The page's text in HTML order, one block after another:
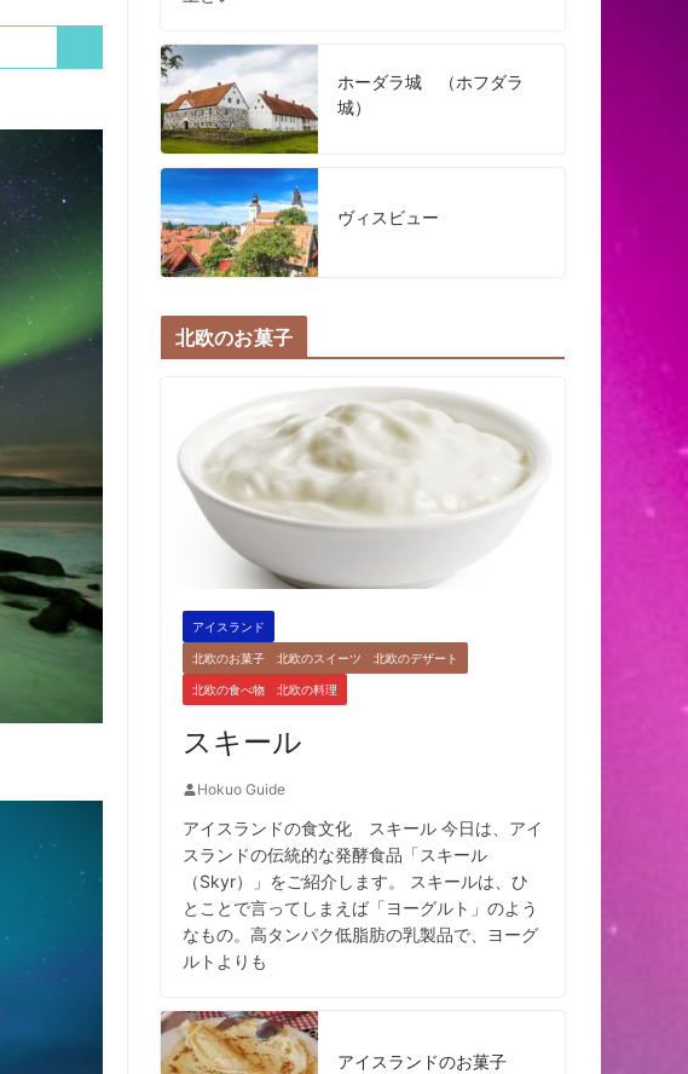
ホーダラ城 （ホフダラ
城）
ヴィスビュー
北欧のお菓子
アイスランド
北欧のお菓子 北欧のスイーツ 北欧のデザート
北欧の食べ物 北欧の料理
スキール
Hokuo Guide
アイスランドの食文化 スキール 今日は、アイ
スランドの伝統的な発酵食品「スキール
（Skyr）」をご紹介します。 スキールは、ひ
とことで言ってしまえば「ヨーグルト」のよう
なもの。高タンパク低脂肪の乳製品で、ヨーグ
ルトよりも
アイスランドのお菓子